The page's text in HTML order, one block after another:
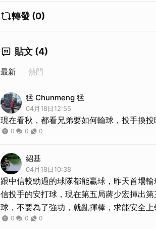
轉發 (0)
貼文 (4)
最新 熱門
猛 Chunmeng 猛
04月18日12:55
現在看秋，都看兄弟要如何輸球，投手換
0 0 0
紹基
04月18日10:38
跟中信較勁過的球隊都能贏球，昨天首場
信投手的安打球，現在第五局蔣少宏揮出
球，不要為了強功，就亂揮棒，求能安全
0 0 0